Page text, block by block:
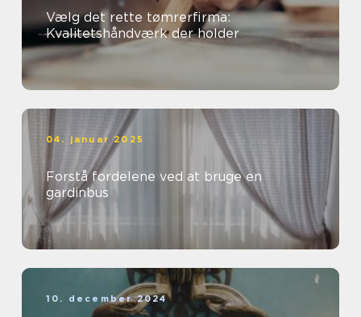
Vælg det rette tømrerfirma:
Kvalitetshåndværk der holder
04. januar 2025
Forstå fordelene ved at bruge en
gardinbus
10. december 2024